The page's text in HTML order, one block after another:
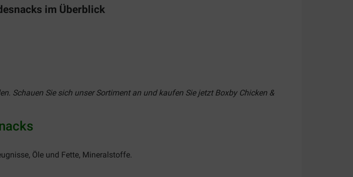
im Überblick
Schauen Sie sich unser Sortiment an und kaufen Sie jetzt Boxby Chicken &
Öle und Fette, Mineralstoffe.